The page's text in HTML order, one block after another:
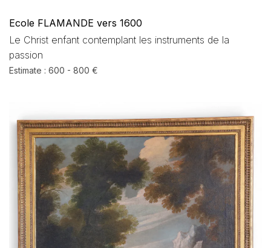
Ecole FLAMANDE vers 1600
Le Christ enfant contemplant les instruments de la
passion
Estimate : 600 - 800 €